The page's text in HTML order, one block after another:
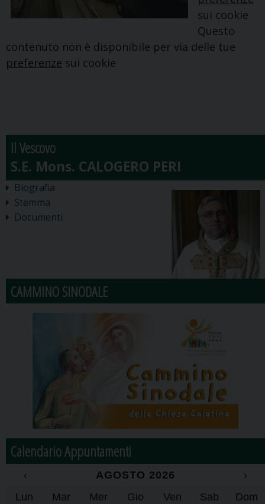
sui cookie
Questo
contenuto non è disponibile per via delle tue
preferenze sui cookie
Il Vescovo
Biografia
Stemma
Documenti
CAMMINO SINODALE
Calendario Appuntamenti
‹ AGOSTO 2026
›
Lun
Mar Mer Gio Ven Sab Dom